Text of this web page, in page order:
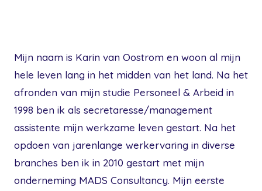
Mijn naam is Karin van Oostrom en woon al mijn
hele leven lang in het midden van het land. Na het
afronden van mijn studie Personeel & Arbeid in
1998 ben ik als secretaresse/management
assistente mijn werkzame leven gestart. Na het
opdoen van jarenlange werkervaring in diverse
branches ben ik in 2010 gestart met mijn
onderneming MADS Consultancy. Mijn eerste